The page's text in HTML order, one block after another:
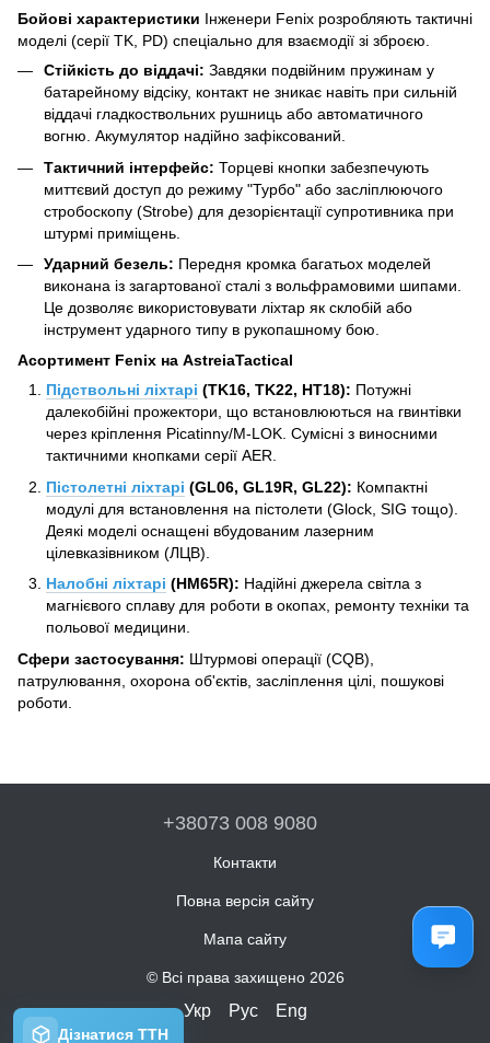
Бойові характеристики Інженери Fenix розробляють тактичні
моделі (серії TK, PD) спеціально для взаємодії зі зброєю.
Стійкість до віддачі: Завдяки подвійним пружинам у
батарейному відсіку, контакт не зникає навіть при сильній
віддачі гладкоствольних рушниць або автоматичного
вогню. Акумулятор надійно зафіксований.
Тактичний інтерфейс: Торцеві кнопки забезпечують
миттєвий доступ до режиму "Турбо" або засліплюючого
стробоскопу (Strobe) для дезорієнтації супротивника при
штурмі приміщень.
Ударний безель: Передня кромка багатьох моделей
виконана із загартованої сталі з вольфрамовими шипами.
Це дозволяє використовувати ліхтар як склобій або
інструмент ударного типу в рукопашному бою.
Асортимент Fenix на AstreiaTactical
Підствольні ліхтарі (TK16, TK22, HT18): Потужні
далекобійні прожектори, що встановлюються на гвинтівки
через кріплення Picatinny/M-LOK. Сумісні з виносними
тактичними кнопками серії AER.
Пістолетні ліхтарі (GL06, GL19R, GL22): Компактні
модулі для встановлення на пістолети (Glock, SIG тощо).
Деякі моделі оснащені вбудованим лазерним
цілевказівником (ЛЦВ).
Налобні ліхтарі (HM65R): Надійні джерела світла з
магнієвого сплаву для роботи в окопах, ремонту техніки та
польової медицини.
Сфери застосування: Штурмові операції (CQB),
патрулювання, охорона об'єктів, засліплення цілі, пошукові
роботи.
+38073 008 9080
Контакти
Повна версія сайту
Мапа сайту
© Всі права захищено 2026
Укр Рус Eng